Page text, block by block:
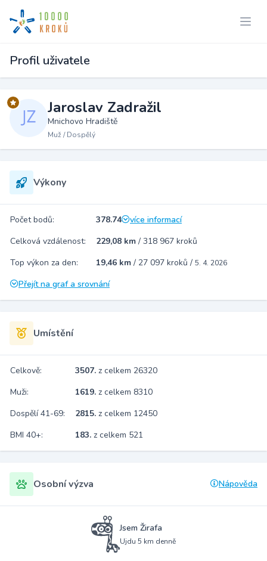
Profil uživatele
Jaroslav Zadražil
Mnichovo Hradiště
Muž / Dospělý
Výkony
Počet bodů: 378.74
více informací
Celková vzdálenost:
229,08 km / 318 967 kroků
Top výkon za den:
19,46 km / 27 097 kroků / 5. 4. 2026
Přejít na graf a srovnání
Umístění
Celkově: 3507. z celkem 26320
Muži:
1619. z celkem 8310
Dospělí 41-69:
2815. z celkem 12450
BMI 40+:
183. z celkem 521
Osobní výzva Nápověda
Jsem Žirafa
Ujdu 5 km denně